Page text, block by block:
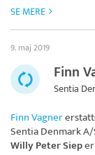
SE MERE
9. maj 2019
Finn
Sentia
Finn Vagner
Sentia Denmark A/
Willy Peter Siep